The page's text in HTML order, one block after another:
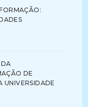
DE
UNIVERSIDADE